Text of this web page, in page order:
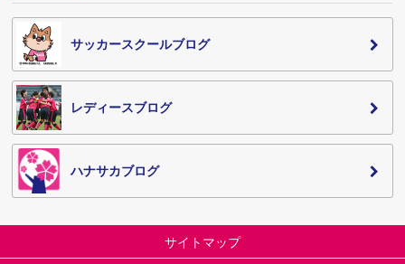
サッカースクールブログ
レディースブログ
ハナサカブログ
サイトマップ